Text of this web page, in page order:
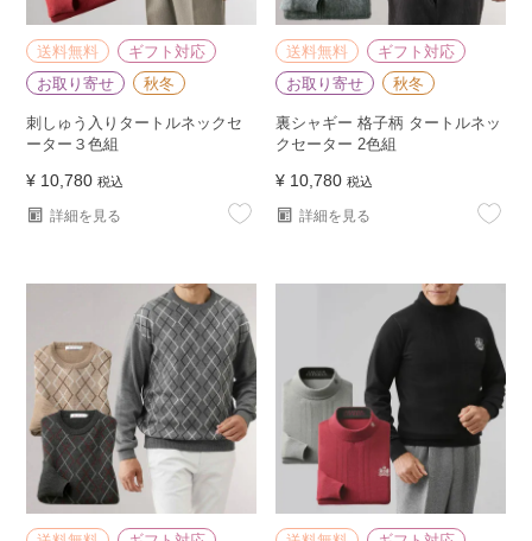
送料無料
ギフト対応
お取り寄せ
秋冬
刺しゅう入りタートルネックセ
ーター３色組
¥ 10,780 税込
詳細を見る
送料無料
ギフト対応
お取り寄せ
秋冬
裏シャギー 格子柄 タートルネッ
クセーター 2色組
¥ 10,780 税込
詳細を見る